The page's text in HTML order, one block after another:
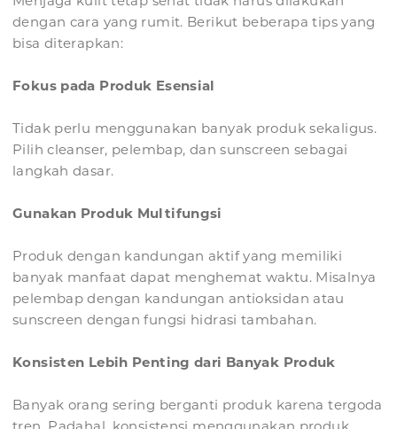
dengan cara yang rumit. Berikut beberapa tips yang
bisa diterapkan:
Fokus pada Produk Esensial
Tidak perlu menggunakan banyak produk sekaligus.
Pilih cleanser, pelembap, dan sunscreen sebagai
langkah dasar.
Gunakan Produk Multifungsi
Produk dengan kandungan aktif yang memiliki
banyak manfaat dapat menghemat waktu. Misalnya
pelembap dengan kandungan antioksidan atau
sunscreen dengan fungsi hidrasi tambahan.
Konsisten Lebih Penting dari Banyak Produk
Banyak orang sering berganti produk karena tergoda